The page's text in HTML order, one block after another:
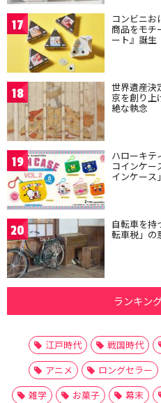
17 コンビニお
商品をモチ
ート』誕生
18 世界遺産決
京を創り上
絶な執念
19 ハローキテ
コインケー
インケース
20 自転車を持
転車税」の
ランキン
江戸時代 戦国時代
アニメ
ロングセラー
雑学
お菓子 幕末